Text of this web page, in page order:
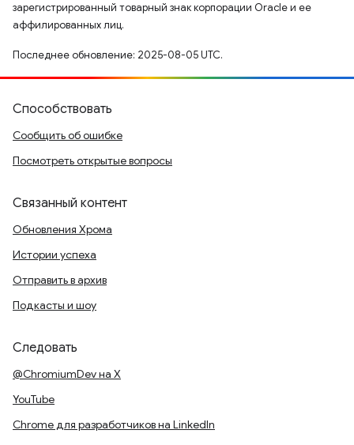
зарегистрированный товарный знак корпорации Oracle и ее
аффилированных лиц.
Последнее обновление: 2025-08-05 UTC.
Способствовать
Сообщить об ошибке
Посмотреть открытые вопросы
Связанный контент
Обновления Хрома
Истории успеха
Отправить в архив
Подкасты и шоу
Следовать
@ChromiumDev на X
YouTube
Chrome для разработчиков на LinkedIn